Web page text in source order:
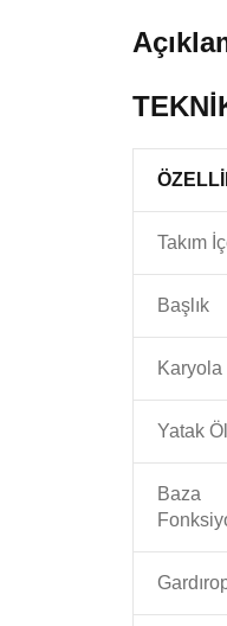
Takım
Başlık
Karyola
Yatak
Baza